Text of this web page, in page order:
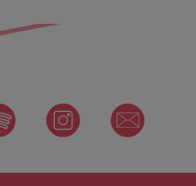
instagram newsletter